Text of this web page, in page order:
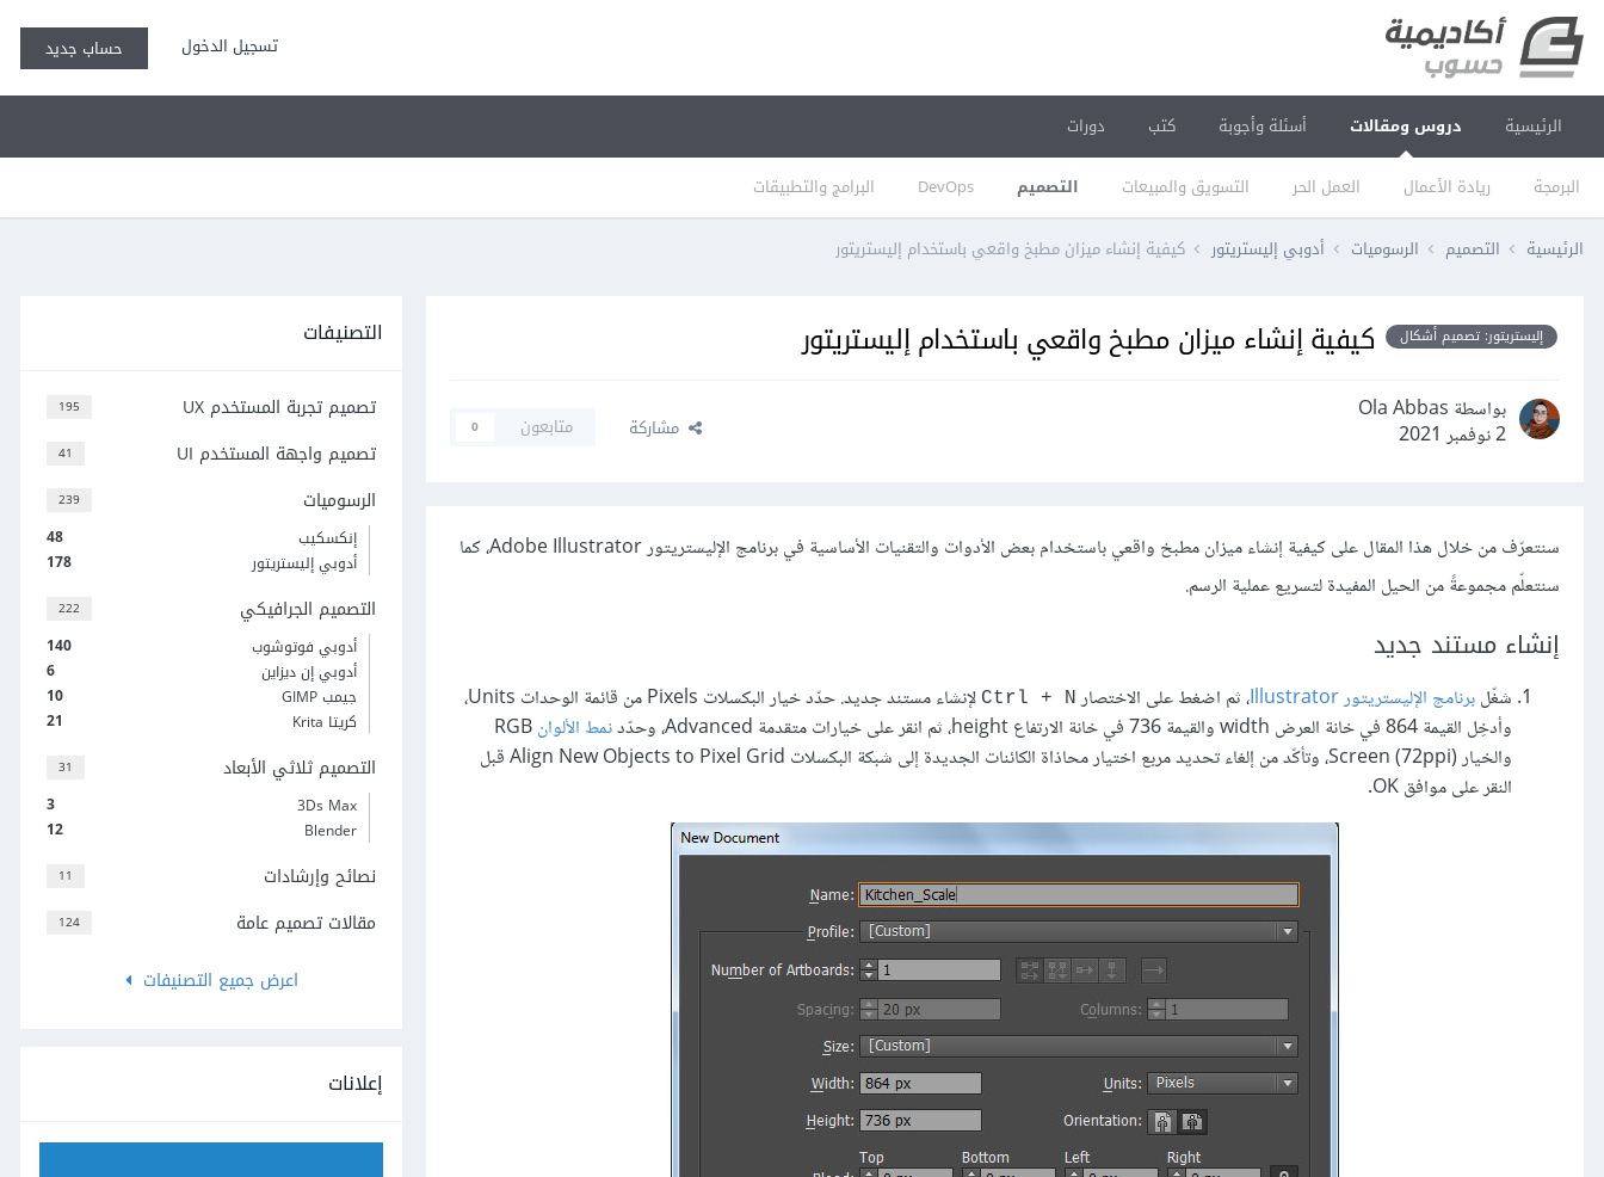
تسجيل الدخول حساب جديد
الرئيسية دروس ومقالات
البرمجة ريادة الأعمال العمل الحر التسويق والمبيعات التصميم DevOps البرامج والتطبيقات
أسئلة وأجوبة كتب دورات
الرئيسية التصميم الرسوميات أدوبي إليستريتور كيفية إنشاء ميزان مطبخ واقعي باستخدام إليستريتور
إليستريتور: تصميم أشكال كيفية إنشاء ميزان مطبخ واقعي باستخدام إليستريتور
بواسطة Ola Abbas
2 نوفمبر 2021
مشاركة متابعون 0
سنتعرّف من خلال هذا المقال على كيفية إنشاء ميزان مطبخ واقعي باستخدام بعض الأدوات والتقنيات الأساسية في برنامج الإليستريتور Adobe Illustrator، كما
سنتعلّم مجموعةً من الحيل المفيدة لتسريع عملية الرسم.
إنشاء مستند جديد
شغّلبرنامج الإليستريتور Illustrator ، ثم اضغط على الاختصار Ctrl + N
لإنشاء مستند جديد. حدّد خيار البكسلات Pixels من قائمة الوحدات Units،
وأدخِل القيمة 864 في خانة العرض width والقيمة 736 في خانة الارتفاع height، ثم انقر على خيارات متقدمة Advanced، وحدّد
نمط الألوانRGB
والخيار Screen (72ppi)‎، وتأكّد من إلغاء تحديد مربع اختيار محاذاة الكائنات الجديدة إلى شبكة البكسلات Align New Objects to Pixel Grid قبل
النقر على موافق OK.
التصنيفات
195 تصميم تجربة المستخدم UX
41 تصميم واجهة المستخدم UI
239 الرسوميات
48
إنكسكيب
178
أدوبي إليستريتور
222 التصميم الجرافيكي
140
أدوبي فوتوشوب
6
أدوبي إن ديزاين
10
جيمب GIMP
21
كريتا Krita
31 التصميم ثلاثي الأبعاد
3
3Ds Max
12
Blender
11 نصائح وإرشادات
124
مقالات تصميم عامة
اعرض جميع التصنيفات
إعلانات